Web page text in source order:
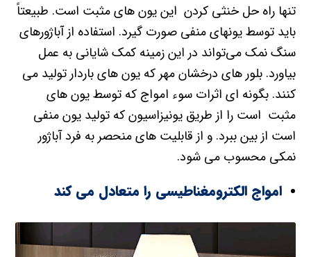
تنها راه حل خنثی کردن این یون های مثبت است. طبیعتاً
باید توسط یونهای منفی صورت گیرد. استفاده از آباژورهای
سنگ نمک می‌تواند در این زمینه کمک شایانی به عمل
بیاورد. بلور های درخشان مهر که یون های باردار تولید می
کنند. بگونه ای اثرات سوء امواج که توسط یون های
مثبت است را از طریق یونیزاسیون که تولید یون منفی
است از بین ببرد. و از قابلیت های منحصر به فرد آباژور
نمکی محسوب می شود.
امواج الکترومغناطیسی را متعادل می کند